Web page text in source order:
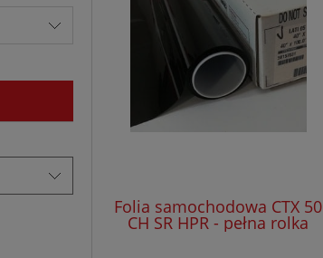
Folia samochodowa CTX 50
CH SR HPR - pełna rolka